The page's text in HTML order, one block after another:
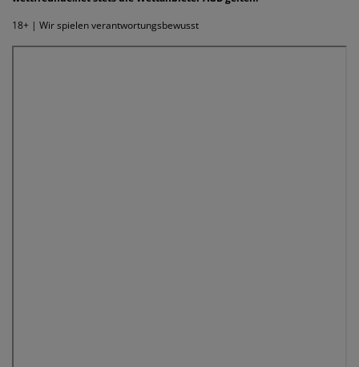
18+ | Wir spielen verantwortungsbewusst